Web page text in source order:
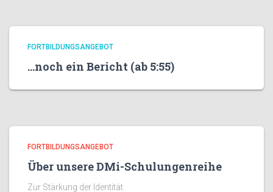
FORTBILDUNGSANGEBOT
…noch ein Bericht (ab 5:55)
FORTBILDUNGSANGEBOT
Über unsere DMi-Schulungenreihe
Zur Stärkung der Identität